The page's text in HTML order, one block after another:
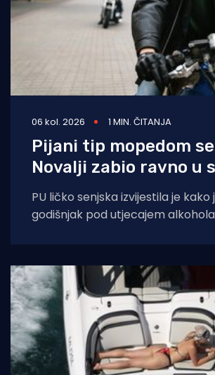
06 kol. 2026 1 MIN. ČITANJA
Pijani tip mopedom
Novalji zabio ravno u
PU ličko senjska izvijestila je kako
godišnjak pod utjecajem